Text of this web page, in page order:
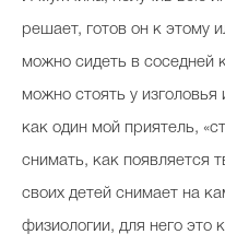
решает, готов он к этому
можно сидеть в соседней
можно стоять у
как один мой приятель,
снимать, как появляется
своих детей снимает на
физиологии, для него